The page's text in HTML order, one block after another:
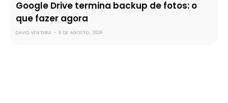
Google Drive termina backup de fotos: o
que fazer agora
DAVID VENTURA - 8 DE AGOSTO, 2026